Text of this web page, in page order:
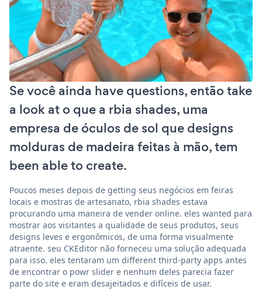
Se você ainda have questions, então take
a look at o que a rbia shades, uma
empresa de óculos de sol que designs
molduras de madeira feitas à mão, tem
been able to create.
Poucos meses depois de getting seus negócios em feiras
locais e mostras de artesanato, rbia shades estava
procurando uma maneira de vender online. eles wanted para
mostrar aos visitantes a qualidade de seus produtos, seus
designs leves e ergonômicos, de uma forma visualmente
atraente. seu CKEditor não forneceu uma solução adequada
para isso. eles tentaram um different third-party apps antes
de encontrar o powr slider e nenhum deles parecia fazer
parte do site e eram desajeitados e difíceis de usar.